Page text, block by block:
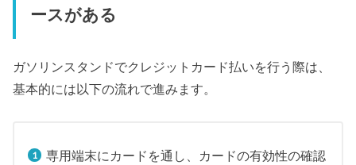
ースがある
ガソリンスタンドでクレジットカード払いを行う際は、
基本的には以下の流れで進みます。
専用端末にカードを通し、カードの有効性の確認